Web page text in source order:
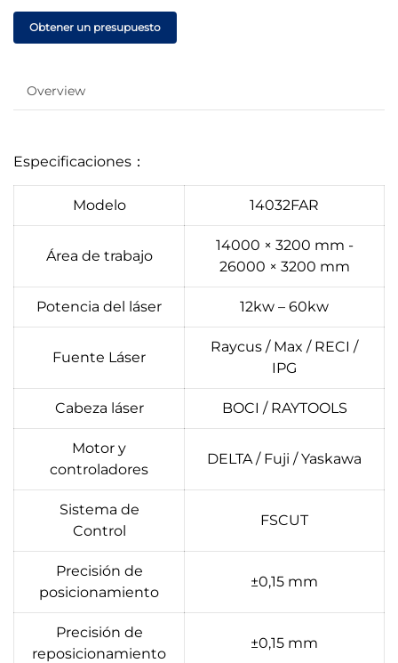
Obtener un presupuesto
Overview
Especificaciones：
Modelo 14032FAR
Área de trabajo
14000 × 3200 mm -
26000 × 3200 mm
Potencia del láser 12kw – 60kw
Fuente Láser
Raycus / Max / RECI /
IPG
Cabeza láser BOCI / RAYTOOLS
Motor y
controladores
DELTA / Fuji / Yaskawa
Sistema de
Control
FSCUT
Precisión de
posicionamiento
±0,15 mm
Precisión de
reposicionamiento
±0,15 mm